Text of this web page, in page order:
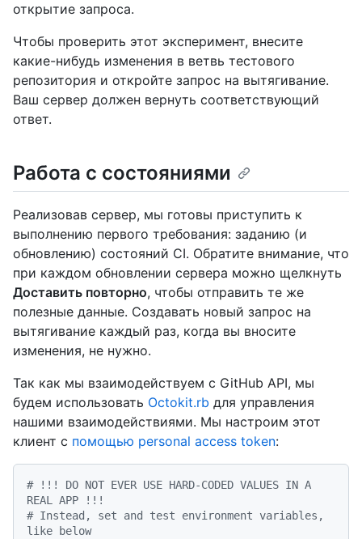
открытие запроса.
Чтобы проверить этот эксперимент, внесите
какие-нибудь изменения в ветвь тестового
репозитория и откройте запрос на вытягивание.
Ваш сервер должен вернуть соответствующий
ответ.
Работа с состояниями
Реализовав сервер, мы готовы приступить к
выполнению первого требования: заданию (и
обновлению) состояний CI. Обратите внимание, что
при каждом обновлении сервера можно щелкнуть
Доставить повторно, чтобы отправить те же
полезные данные. Создавать новый запрос на
вытягивание каждый раз, когда вы вносите
изменения, не нужно.
Так как мы взаимодействуем с GitHub API, мы
будем использовать Octokit.rb для управления
нашими взаимодействиями. Мы настроим этот
клиент с помощью personal access token:
# !!! DO NOT EVER USE HARD-CODED VALUES IN A
REAL APP !!!
# Instead, set and test environment variables,
like below